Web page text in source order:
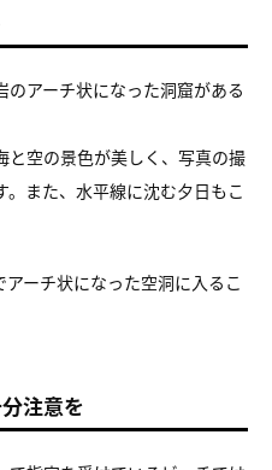
アーチ状になった洞窟がある
と空の景色が美しく、写真の撮
また、水平線に沈む夕日もこ
ーチ状になった空洞に入るこ
注意を